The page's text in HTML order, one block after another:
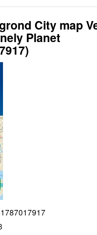
City map
Planet